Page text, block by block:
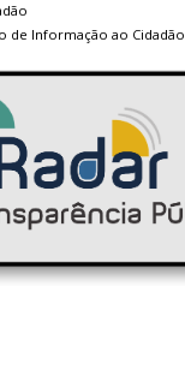
de Informação ao Cidadão